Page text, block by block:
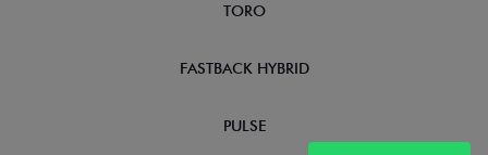
TORO
FASTBACK HYBRID
PULSE